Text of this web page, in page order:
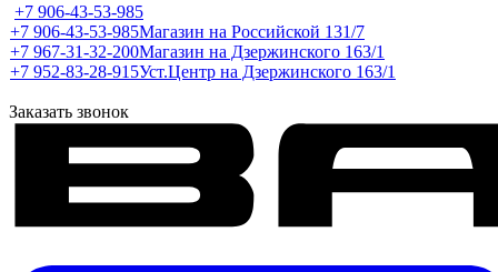
+7 906-43-53-985
+7 906-43-53-985Магазин на Российской 131/7
+7 967-31-32-200Магазин на Дзержинского 163/1
+7 952-83-28-915Уст.Центр на Дзержинского 163/1
Заказать звонок